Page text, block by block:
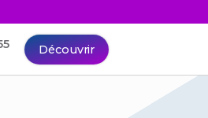
Découvrir